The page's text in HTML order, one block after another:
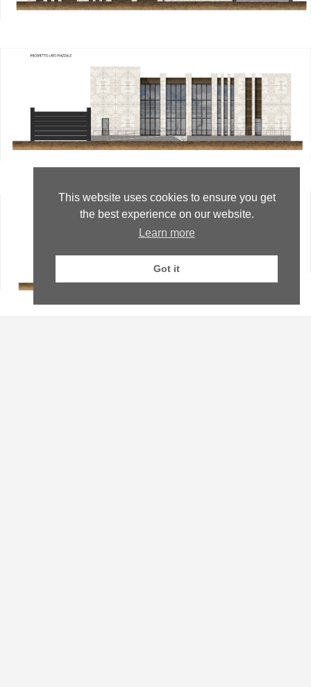
This website uses cookies to ensure you get
the best experience on our website.
Learn more
Got it